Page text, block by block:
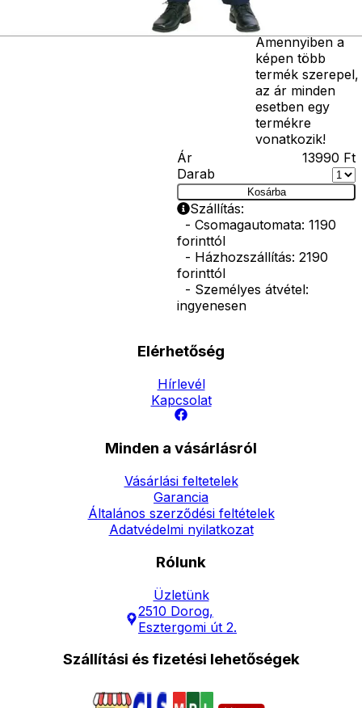
vasvilla, stb.
Amennyiben a
képen több
termék szerepel,
az ár minden
esetben egy
termékre
vonatkozik!
Ár
13990 Ft
Darab
Kosárba
Szállítás:
- Csomagautomata: 1190
forinttól
- Házhozszállítás: 2190
forinttól
- Személyes átvétel:
ingyenesen
Elérhetőség
Hírlevél
Kapcsolat
Minden a vásárlásról
Vásárlási feltetelek
Garancia
Általános szerződési feltételek
Adatvédelmi nyilatkozat
Rólunk
Üzletünk
2510 Dorog,
Esztergomi út 2.
Szállítási és fizetési lehetőségek